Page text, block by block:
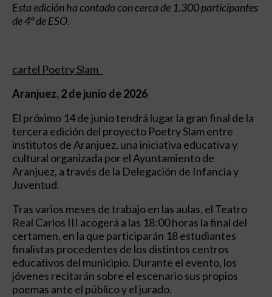
Esta edición ha contado con cerca de 1.300 participantes
de 4º de ESO.
cartel Poetry Slam_
Aranjuez, 2 de junio de 2026
El próximo 14 de junio tendrá lugar la gran final de la
tercera edición del proyecto Poetry Slam entre
institutos de Aranjuez, una iniciativa educativa y
cultural organizada por el Ayuntamiento de
Aranjuez, a través de la Delegación de Infancia y
Juventud.
Tras varios meses de trabajo en las aulas, el Teatro
Real Carlos III acogerá a las 18:00 horas la final del
certamen, en la que participarán 18 estudiantes
finalistas procedentes de los distintos centros
educativos del municipio. Durante el evento, los
jóvenes recitarán sobre el escenario sus propios
poemas ante el público y el jurado.